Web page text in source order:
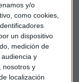
y/o
como cookies,
un dispositivo
medición de
y
nosotros y
localización